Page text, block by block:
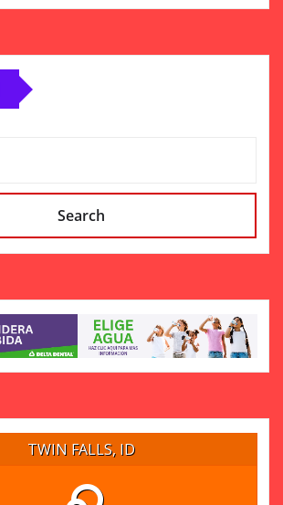
Search
TWIN FALLS, ID